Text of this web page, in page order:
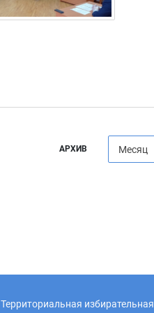
АРХИВ Месяц
Территориальная избирательная